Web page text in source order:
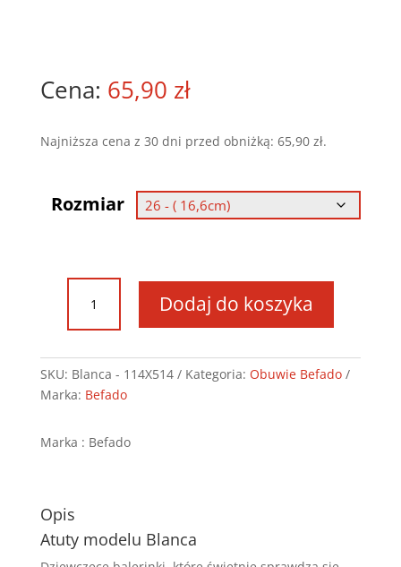
65,90 zł
Najniższa cena z 30 dni przed obniżką: 65,90 zł.
Rozmiar
ilość
Obuwie
Befado
Blanca
-
Dodaj do koszyka
SKU: Blanca - 114X514 Kategoria: Obuwie Befado
Marka: Befado
Marka : Befado
Opis
Atuty modelu Blanca